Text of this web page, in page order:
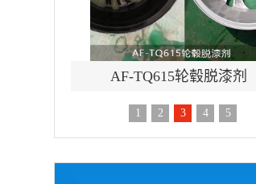
AF-TQ615轮毂脱漆剂
1 2 3 4 5